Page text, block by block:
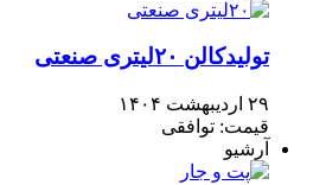
تولیدکالن ۲۰لیتری صنعتی
۲۹ اردیبهشت ۱۴۰۴
قیمت: توافقی
آرشیو